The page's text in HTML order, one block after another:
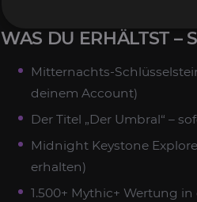
WAS DU ERHÄLTST –
Mitternachts-
deinem Account)
Der Titel „Der Umbral“ –
Midnight Keystone
erhalten)
1.500+ Mythic+ Wertung